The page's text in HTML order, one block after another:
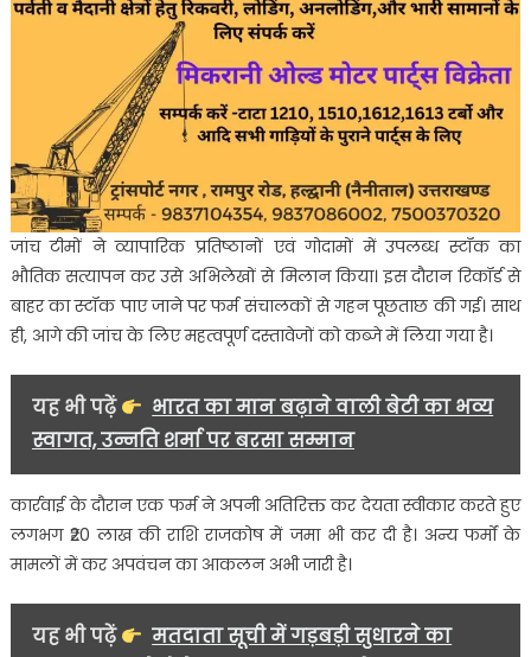
जांच टीमों ने व्यापारिक प्रतिष्ठानों एवं गोदामों में उपलब्ध स्टॉक का
भौतिक सत्यापन कर उसे अभिलेखों से मिलान किया। इस दौरान रिकॉर्ड से
बाहर का स्टॉक पाए जाने पर फर्म संचालकों से गहन पूछताछ की गई। साथ
ही, आगे की जांच के लिए महत्वपूर्ण दस्तावेजों को कब्जे में लिया गया है।
यह भी पढ़ें
भारत का मान बढ़ाने वाली बेटी का भव्य
स्वागत, उन्नति शर्मा पर बरसा सम्मान
कार्रवाई के दौरान एक फर्म ने अपनी अतिरिक्त कर देयता स्वीकार करते हुए
लगभग ₹20 लाख की राशि राजकोष में जमा भी कर दी है। अन्य फर्मों के
मामलों में कर अपवंचन का आकलन अभी जारी है।
यह भी पढ़ें
मतदाता सूची में गड़बड़ी सुधारने का